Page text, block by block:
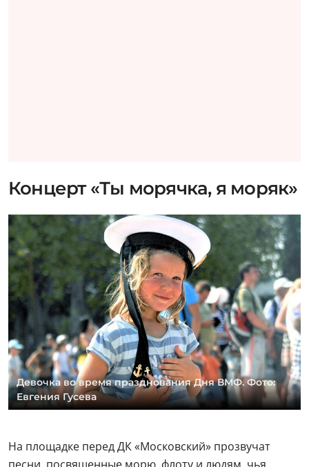
Девочка во время празднования Дня ВМФ. Фото:
На площадке перед ДК «Московский» прозвучат
песни, посвященные морю, флоту и людям, чья
жизнь связана со службой на воде. Перед зрителями
выступят участники студий современного вокала
«Хит» и «Меломания». Они исполнят тематические
композиции, которые давно стали частью
празднования Дня ВМФ.
Где:площадка перед ДК «Московский»,
микрорайон 1, дом 49, округ
Москва